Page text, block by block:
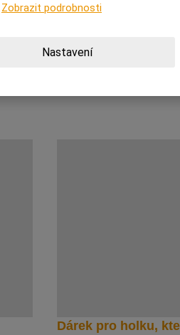
Dárek pro holku,
Zobrazit podrobnosti
Nastavení